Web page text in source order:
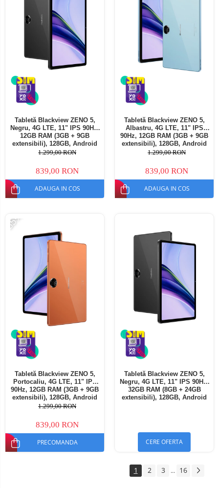
Tabletă Blackview ZENO 5,
Negru, 4G LTE, 11" IPS 90Hz,
12GB RAM (3GB + 9GB
extensibili), 128GB, Android
16, Unisoc T7250, 8300mAh,
SIM
1.299,00 RON
839,00 RON
ADAUGA IN COS
Tabletă Blackview ZENO 5,
Albastru, 4G LTE, 11" IPS
90Hz, 12GB RAM (3GB + 9GB
extensibili), 128GB, Android
16, Unisoc T7250, 8300mAh,
SIM
1.299,00 RON
839,00 RON
ADAUGA IN COS
-35%
Tabletă Blackview ZENO 5,
Portocaliu, 4G LTE, 11" IPS
90Hz, 12GB RAM (3GB + 9GB
extensibili), 128GB, Android
16, Unisoc T7250, 8300mAh,
SIM
1.299,00 RON
839,00 RON
PRECOMANDA
Tabletă Blackview ZENO 5,
Negru, 4G LTE, 11" IPS 90Hz,
32GB RAM (8GB + 24GB
extensibili), 128GB, Android
CERE OFERTA
1 2 3 ... 16